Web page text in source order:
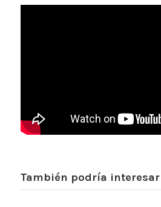
También podría